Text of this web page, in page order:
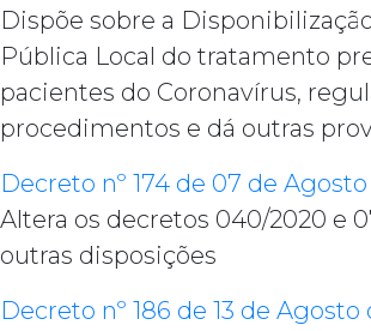
Dispõe sobre a
Pública Local do tratamento
pacientes do Coronavírus,
procedimentos e dá outras
Decreto nº 174 de 07 de
Altera os decretos 040/2020 e
outras disposições
Decreto nº 186 de 13 de Agosto